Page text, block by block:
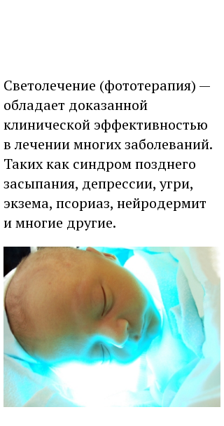
Светолечение (фототерапия) —
обладает доказанной
клинической эффективностью
в лечении многих заболеваний.
Таких как синдром позднего
засыпания, депрессии, угри,
экзема, псориаз, нейродермит
и многие другие.